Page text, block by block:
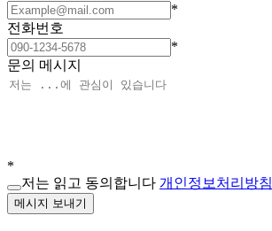
*
전화번호
*
문의 메시지
*
저는 읽고 동의합니다 개인정보처리방침
메시지 보내기